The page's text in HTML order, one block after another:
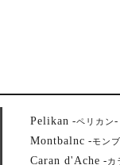
Pelikan -ペリカン-
Montbalnc -モン
Caran d'Ache -カ